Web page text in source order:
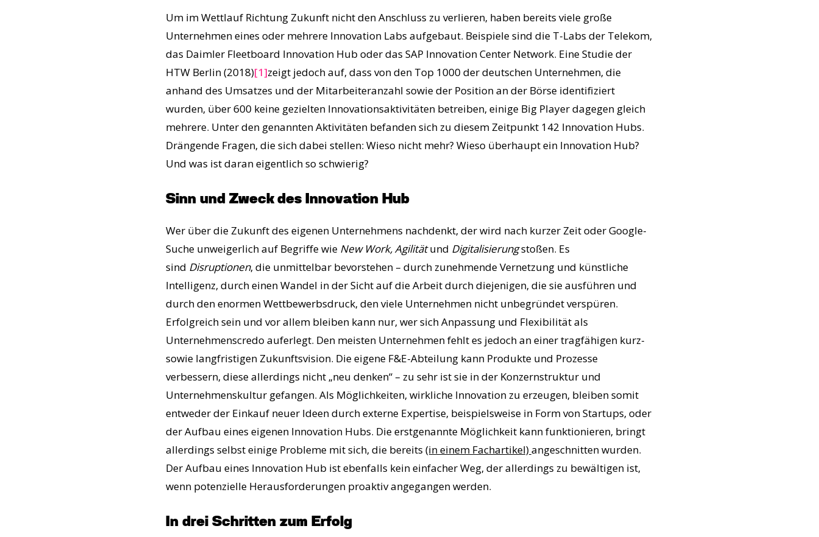
Um im Wettlauf Richtung Zukunft nicht den Anschluss zu verlieren, haben bereits viele große
Unternehmen eines oder mehrere Innovation Labs aufgebaut. Beispiele sind die T-Labs der Telekom,
das Daimler Fleetboard Innovation Hub oder das SAP Innovation Center Network. Eine Studie der
HTW Berlin (2018)[1]zeigt jedoch auf, dass von den Top 1000 der deutschen Unternehmen, die
anhand des Umsatzes und der Mitarbeiteranzahl sowie der Position an der Börse identifiziert
wurden, über 600 keine gezielten Innovationsaktivitäten betreiben, einige Big Player dagegen gleich
mehrere. Unter den genannten Aktivitäten befanden sich zu diesem Zeitpunkt 142 Innovation Hubs.
Drängende Fragen, die sich dabei stellen: Wieso nicht mehr? Wieso überhaupt ein Innovation Hub?
Und was ist daran eigentlich so schwierig?
Sinn und Zweck des Innovation Hub
Wer über die Zukunft des eigenen Unternehmens nachdenkt, der wird nach kurzer Zeit oder Google-
Suche unweigerlich auf Begriffe wie New Work, Agilitätund Digitalisierungstoßen. Es
sind Disruptionen, die unmittelbar bevorstehen – durch zunehmende Vernetzung und künstliche
Intelligenz, durch einen Wandel in der Sicht auf die Arbeit durch diejenigen, die sie ausführen und
durch den enormen Wettbewerbsdruck, den viele Unternehmen nicht unbegründet verspüren.
Erfolgreich sein und vor allem bleiben kann nur, wer sich Anpassung und Flexibilität als
Unternehmenscredo auferlegt. Den meisten Unternehmen fehlt es jedoch an einer tragfähigen kurz-
sowie langfristigen Zukunftsvision. Die eigene F&E-Abteilung kann Produkte und Prozesse
verbessern, diese allerdings nicht „neu denken“ – zu sehr ist sie in der Konzernstruktur und
Unternehmenskultur gefangen. Als Möglichkeiten, wirkliche Innovation zu erzeugen, bleiben somit
entweder der Einkauf neuer Ideen durch externe Expertise, beispielsweise in Form von Startups, oder
der Aufbau eines eigenen Innovation Hubs. Die erstgenannte Möglichkeit kann funktionieren, bringt
allerdings selbst einige Probleme mit sich, die bereits (in einem Fachartikel)angeschnitten wurden.
Der Aufbau eines Innovation Hub ist ebenfalls kein einfacher Weg, der allerdings zu bewältigen ist,
wenn potenzielle Herausforderungen proaktiv angegangen werden.
In drei Schritten zum Erfolg